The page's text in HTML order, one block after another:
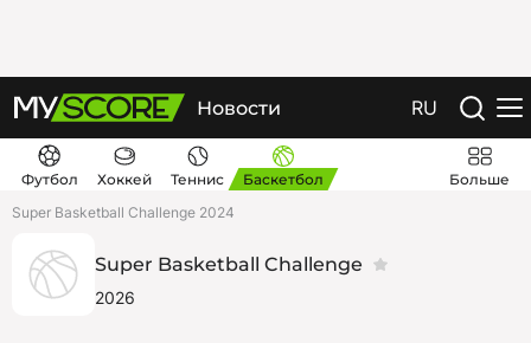
Новости RU
Футбол Хоккей Теннис Баскетбол
Больше
Super Basketball Challenge 2024
Super Basketball Challenge
2026